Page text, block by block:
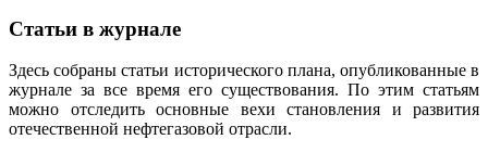
Статьи в журнале
Здесь собраны статьи исторического плана, опубликованные в
журнале за все время его существования. По этим статьям
можно отследить основные вехи становления и развития
отечественной нефтегазовой отрасли.